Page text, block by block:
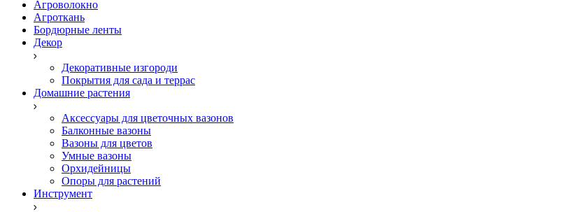
Агроволокно
Агроткань
Бордюрные ленты
Декор
Декоративные изгороди
Покрытия для сада и террас
Домашние растения
Аксессуары для цветочных вазонов
Балконные вазоны
Вазоны для цветов
Умные вазоны
Орхидейницы
Опоры для растений
Инструмент